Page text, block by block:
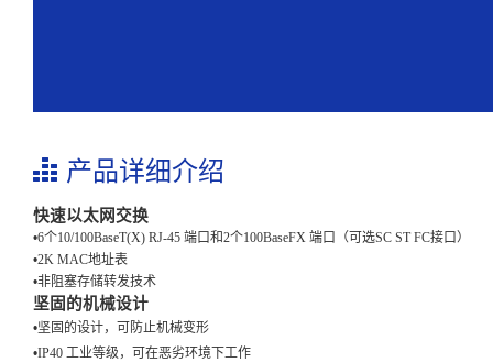
产品详细介绍
快速以太网交换
•6个10/100BaseT(X) RJ-45 端口和2个100BaseFX 端口（可选SC ST FC接口）
•2K MAC地址表
•非阻塞存储转发技术
坚固的机械设计
•坚固的设计，
可防止机械变形
•IP40 工业等级，可 在恶劣环境 下工作